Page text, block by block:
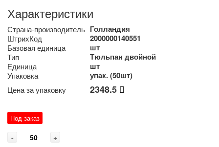
Характеристики
Страна-производитель Голландия
ШтрихКод 2000000140551
Базовая единица шт
Тип Тюльпан двойной
Единица шт
Упаковка упак. (50шт)
Цена за упаковку 2348.5
Под заказ
-
+